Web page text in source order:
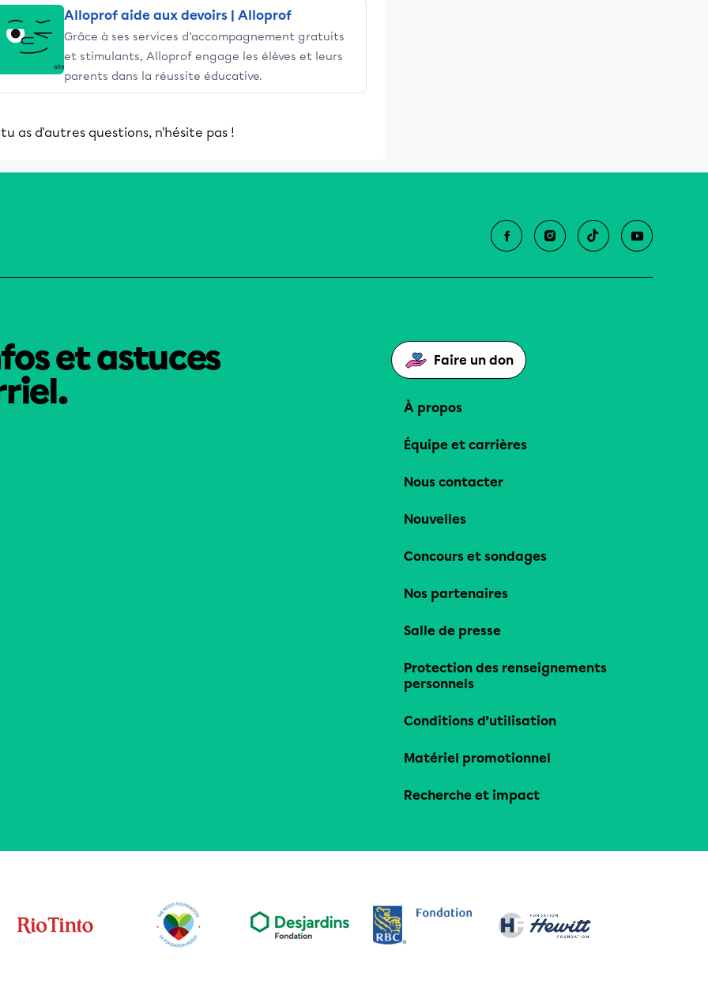
Alloprof aide aux devoirs | Alloprof
Grâce à ses services d’accompagnement gratuits
et stimulants, Alloprof engage les élèves et leurs
parents dans la réussite éducative.
tu as d'autres questions, n'hésite pas !
et astuces
Faire un don
À propos
Équipe et carrières
Nous contacter
Nouvelles
Concours et sondages
Nos partenaires
Salle de presse
Protection des renseignements
personnels
Conditions d’utilisation
Matériel promotionnel
Recherche et impact